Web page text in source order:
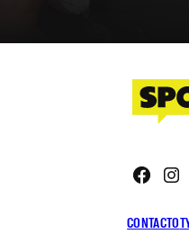
CONTACTO